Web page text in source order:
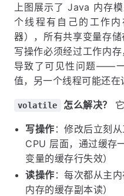
上图展示了 Java 内存
个线程有自己的工作
器），所有共享变量存
写操作必须经过工作内
导致了可见性问题——
值，另一个线程可能还在
volatile 怎么解决？
写操作 ：修改后立刻
CPU 层面，通过缓存
变量的缓存行失效）
读操作 ：每次都从主
内存的缓存副本读）